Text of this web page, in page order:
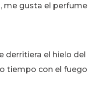
me gusta el perfume
derritiera el hielo del
tiempo con el fuego